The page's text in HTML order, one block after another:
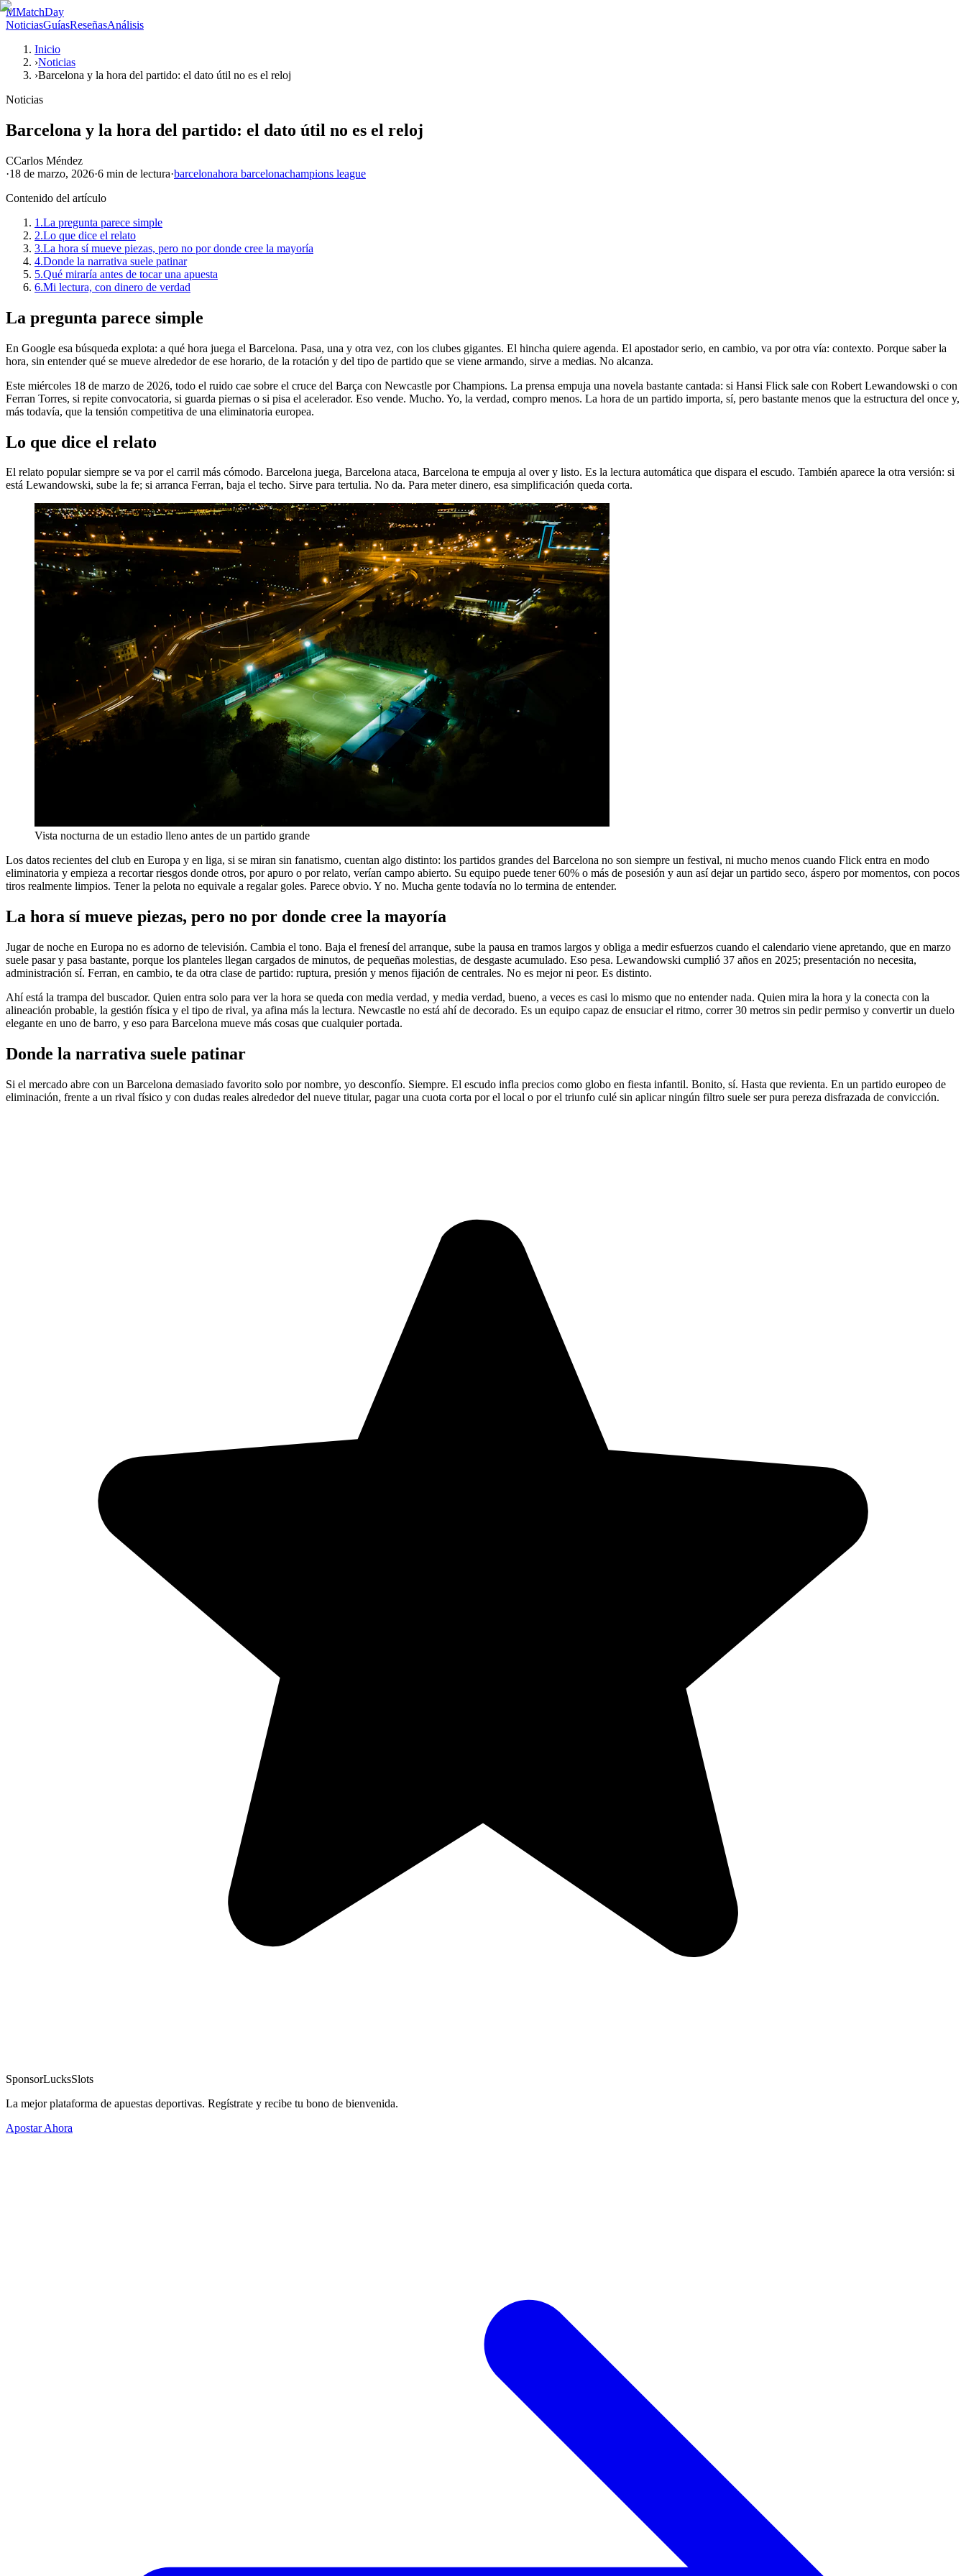
MMatchDay
NoticiasGuíasReseñasAnálisis
Inicio
›Noticias
›Barcelona y la hora del partido: el dato útil no es el reloj
Noticias
Barcelona y la hora del partido: el dato útil no es el reloj
CCarlos Méndez
·18 de marzo, 2026·6 min de lectura·barcelonahora barcelonachampions league
Contenido del artículo
1.La pregunta parece simple
2.Lo que dice el relato
3.La hora sí mueve piezas, pero no por donde cree la mayoría
4.Donde la narrativa suele patinar
5.Qué miraría antes de tocar una apuesta
6.Mi lectura, con dinero de verdad
La pregunta parece simple
En Google esa búsqueda explota: a qué hora juega el Barcelona. Pasa, una y otra vez, con los clubes gigantes. El hincha quiere agenda. El apostador serio, en cambio, va por otra vía: contexto. Porque saber la
hora, sin entender qué se mueve alrededor de ese horario, de la rotación y del tipo de partido que se viene armando, sirve a medias. No alcanza.
Este miércoles 18 de marzo de 2026, todo el ruido cae sobre el cruce del Barça con Newcastle por Champions. La prensa empuja una novela bastante cantada: si Hansi Flick sale con Robert Lewandowski o con
Ferran Torres, si repite convocatoria, si guarda piernas o si pisa el acelerador. Eso vende. Mucho. Yo, la verdad, compro menos. La hora de un partido importa, sí, pero bastante menos que la estructura del once y,
más todavía, que la tensión competitiva de una eliminatoria europea.
Lo que dice el relato
El relato popular siempre se va por el carril más cómodo. Barcelona juega, Barcelona ataca, Barcelona te empuja al over y listo. Es la lectura automática que dispara el escudo. También aparece la otra versión: si
está Lewandowski, sube la fe; si arranca Ferran, baja el techo. Sirve para tertulia. No da. Para meter dinero, esa simplificación queda corta.
Vista nocturna de un estadio lleno antes de un partido grande
Los datos recientes del club en Europa y en liga, si se miran sin fanatismo, cuentan algo distinto: los partidos grandes del Barcelona no son siempre un festival, ni mucho menos cuando Flick entra en modo
eliminatoria y empieza a recortar riesgos donde otros, por apuro o por relato, verían campo abierto. Su equipo puede tener 60% o más de posesión y aun así dejar un partido seco, áspero por momentos, con pocos
tiros realmente limpios. Tener la pelota no equivale a regalar goles. Parece obvio. Y no. Mucha gente todavía no lo termina de entender.
La hora sí mueve piezas, pero no por donde cree la mayoría
Jugar de noche en Europa no es adorno de televisión. Cambia el tono. Baja el frenesí del arranque, sube la pausa en tramos largos y obliga a medir esfuerzos cuando el calendario viene apretando, que en marzo
suele pasar y pasa bastante, porque los planteles llegan cargados de minutos, de pequeñas molestias, de desgaste acumulado. Eso pesa. Lewandowski cumplió 37 años en 2025; presentación no necesita,
administración sí. Ferran, en cambio, te da otra clase de partido: ruptura, presión y menos fijación de centrales. No es mejor ni peor. Es distinto.
Ahí está la trampa del buscador. Quien entra solo para ver la hora se queda con media verdad, y media verdad, bueno, a veces es casi lo mismo que no entender nada. Quien mira la hora y la conecta con la
alineación probable, la gestión física y el tipo de rival, ya afina más la lectura. Newcastle no está ahí de decorado. Es un equipo capaz de ensuciar el ritmo, correr 30 metros sin pedir permiso y convertir un duelo
elegante en uno de barro, y eso para Barcelona mueve más cosas que cualquier portada.
Donde la narrativa suele patinar
Si el mercado abre con un Barcelona demasiado favorito solo por nombre, yo desconfío. Siempre. El escudo infla precios como globo en fiesta infantil. Bonito, sí. Hasta que revienta. En un partido europeo de
eliminación, frente a un rival físico y con dudas reales alrededor del nueve titular, pagar una cuota corta por el local o por el triunfo culé sin aplicar ningún filtro suele ser pura pereza disfrazada de convicción.
SponsorLucksSlots
La mejor plataforma de apuestas deportivas. Regístrate y recibe tu bono de bienvenida.
Apostar Ahora